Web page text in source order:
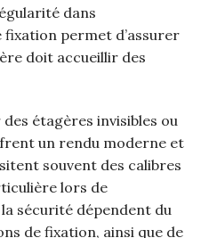
dans
fixation permet d’assurer
doit accueillir des
étagères invisibles ou
un rendu moderne et
souvent des calibres
lors de
sécurité dépendent du
de fixation, ainsi que de